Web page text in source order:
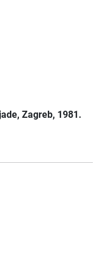
, Zagreb, 1981.